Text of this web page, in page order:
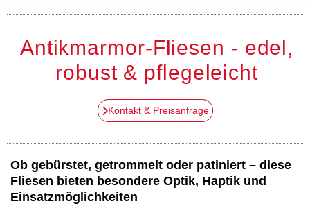
Antikmarmor-Fliesen - edel,
robust & pflegeleicht
Kontakt & Preisanfrage
Ob gebürstet, getrommelt oder patiniert – diese
Fliesen bieten besondere Optik, Haptik und
Einsatzmöglichkeiten